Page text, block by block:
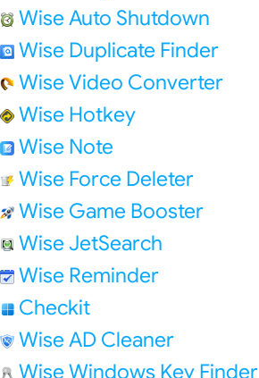
Wise Auto Shutdown
Wise Duplicate Finder
Wise Video Converter
Wise Hotkey
Wise Note
Wise Force Deleter
Wise Game Booster
Wise JetSearch
Wise Reminder
Checkit
Wise AD Cleaner
Wise Windows Key Finder